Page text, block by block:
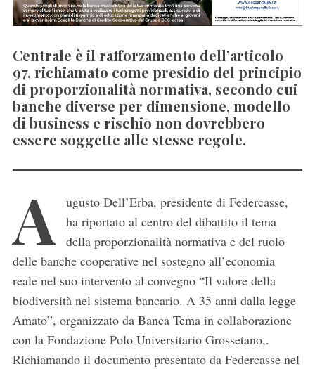
Centrale è il rafforzamento dell’articolo
97, richiamato come presidio del principio
di proporzionalità normativa, secondo cui
banche diverse per dimensione, modello
di business e rischio non dovrebbero
essere soggette alle stesse regole.
A
ugusto Dell’Erba, presidente di Federcasse,
ha riportato al centro del dibattito il tema
della proporzionalità normativa e del ruolo
delle banche cooperative nel sostegno all’economia
reale nel suo intervento al convegno “Il valore della
biodiversità nel sistema bancario. A 35 anni dalla legge
Amato”, organizzato da Banca Tema in collaborazione
con la Fondazione Polo Universitario Grossetano,.
Richiamando il documento presentato da Federcasse nel